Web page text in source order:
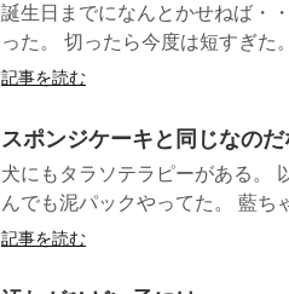
誕生日までになんとかせねば・
った。 切ったら今度は短すぎた
記事を読む
スポンジケーキと同じなのだ
犬にもタラソテラピーがある。
んでも泥パックやってた。 藍ち
記事を読む